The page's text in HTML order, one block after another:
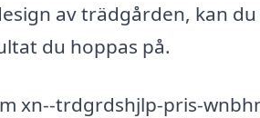
av trädgården, kan
du hoppas på.
xn--trdgrdshjlp-pris-